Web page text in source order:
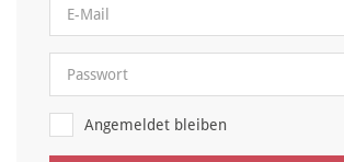
Angemeldet bleiben